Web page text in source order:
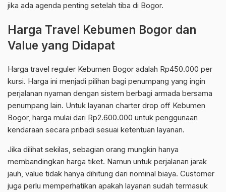
jika ada agenda penting setelah tiba di Bogor.
Harga Travel Kebumen Bogor dan
Value yang Didapat
Harga travel reguler Kebumen Bogor adalah Rp450.000 per
kursi. Harga ini menjadi pilihan bagi penumpang yang ingin
perjalanan nyaman dengan sistem berbagi armada bersama
penumpang lain. Untuk layanan charter drop off Kebumen
Bogor, harga mulai dari Rp2.600.000 untuk penggunaan
kendaraan secara pribadi sesuai ketentuan layanan.
Jika dilihat sekilas, sebagian orang mungkin hanya
membandingkan harga tiket. Namun untuk perjalanan jarak
jauh, value tidak hanya dihitung dari nominal biaya. Customer
juga perlu memperhatikan apakah layanan sudah termasuk